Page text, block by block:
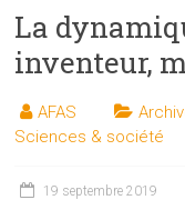
La
inventeur,
AFAS
Sciences & société
19 septembre 2019